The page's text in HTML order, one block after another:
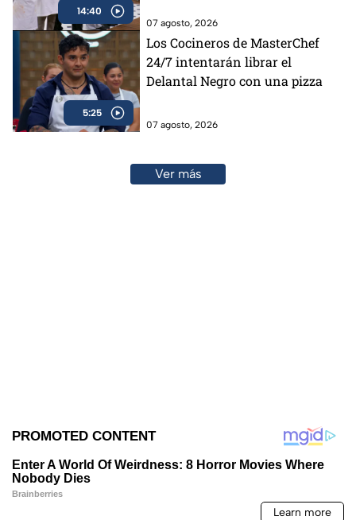
14:40
07 agosto, 2026
5:25
Los Cocineros de MasterChef
24/7 intentarán librar el
Delantal Negro con una pizza
07 agosto, 2026
Ver más